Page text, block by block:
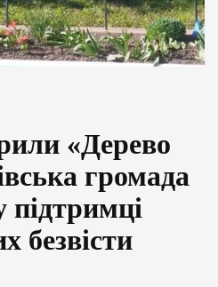
«Дерево
громада
підтримці
безвісти